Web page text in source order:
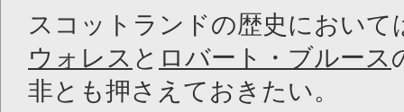
スコットランドの歴史において
ウォレス と ロバート・ブルース
非とも押さえておきたい。